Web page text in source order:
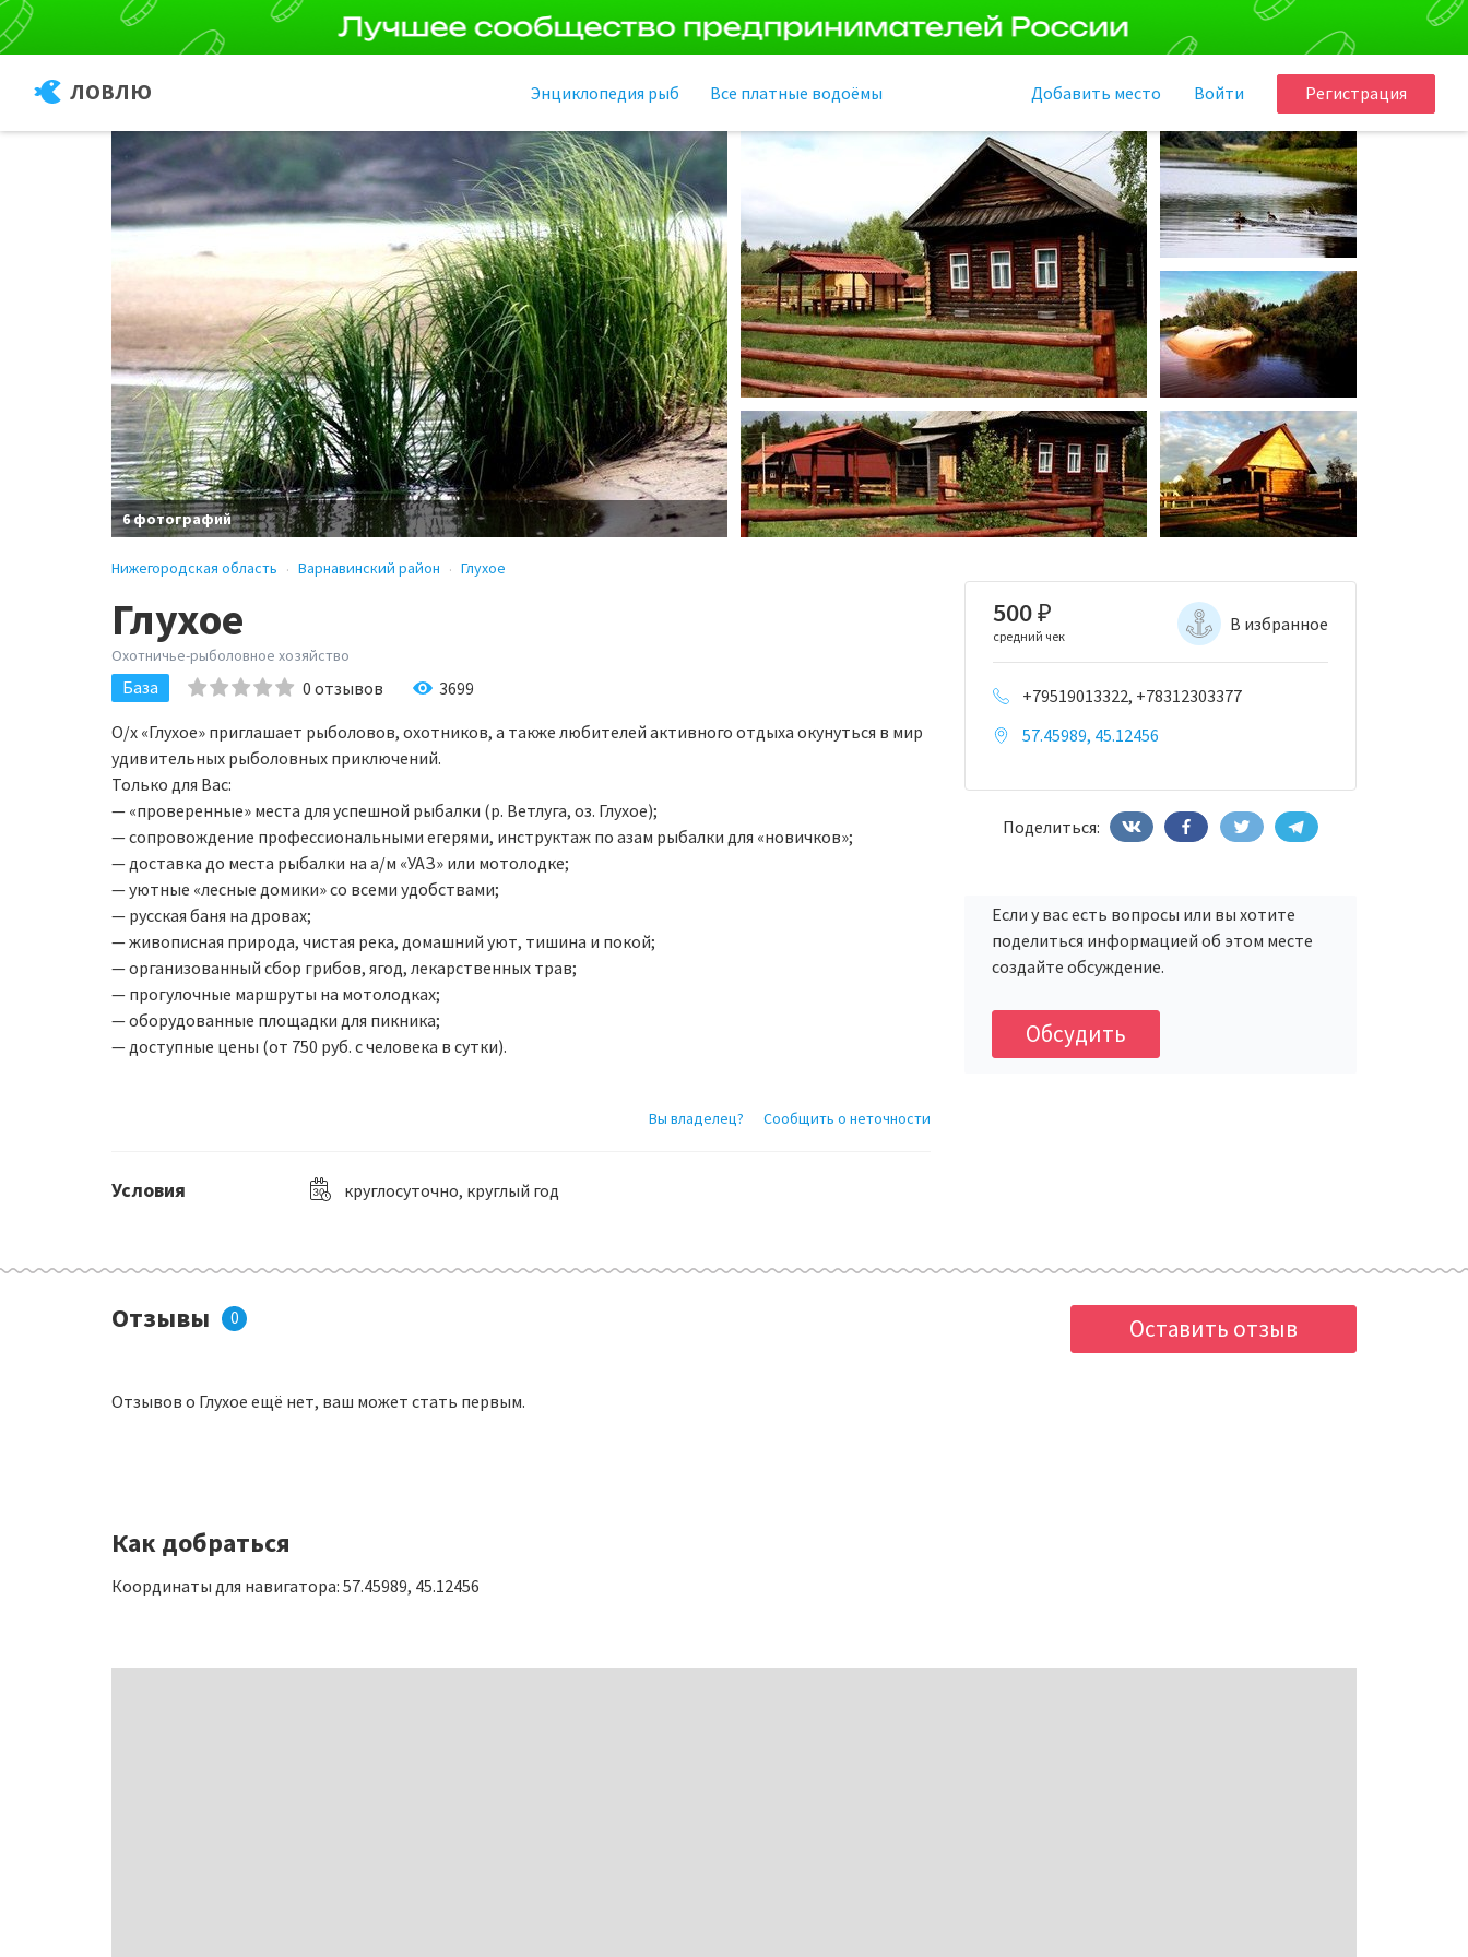
ЛОВЛЮ Регистрация
Войти
Добавить место
Энциклопедия рыб Все платные водоёмы
6 фотографий
Нижегородская область Варнавинский район Глухое
Глухое
Охотничье-рыболовное хозяйство
База 0 отзывов
3699
О/х «Глухое» приглашает рыболовов, охотников, а также любителей активного отдыха окунуться в мир
удивительных рыболовных приключений.
Только для Вас:
— «проверенные» места для успешной рыбалки (р. Ветлуга, оз. Глухое);
— сопровождение профессиональными егерями, инструктаж по азам рыбалки для «новичков»;
— доставка до места рыбалки на а/м «УАЗ» или мотолодке;
— уютные «лесные домики» со всеми удобствами;
— русская баня на дровах;
— живописная природа, чистая река, домашний уют, тишина и покой;
— организованный сбор грибов, ягод, лекарственных трав;
— прогулочные маршруты на мотолодках;
— оборудованные площадки для пикника;
— доступные цены (от 750 руб. с человека в сутки).
Вы владелец? Сообщить о неточности
Условия круглосуточно, круглый год
500₽
средний чек
В избранное
+79519013322, +78312303377
57.45989, 45.12456
Поделиться:
Если у вас есть вопросы или вы хотите
поделиться информацией об этом месте
создайте обсуждение.
Обсудить
Отзывы 0
Отзывов о Глухое ещё нет, ваш может стать первым.
Оставить отзыв
Как добраться
Координаты для навигатора: 57.45989, 45.12456